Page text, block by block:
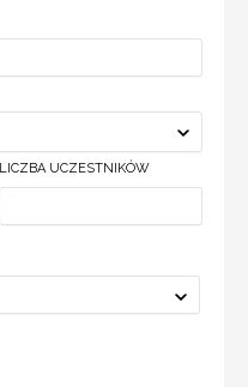
LICZBA UCZESTNIKÓW